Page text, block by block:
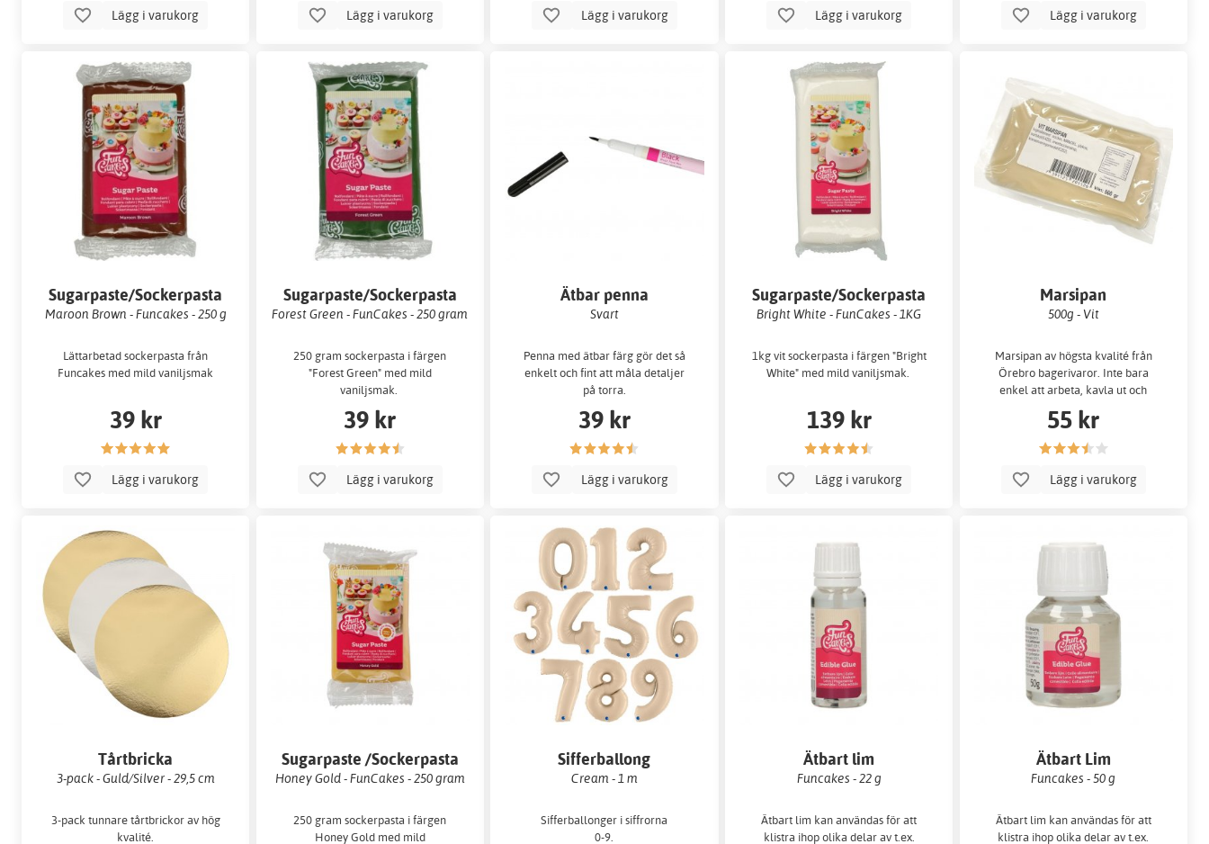
Lägg i varukorg Lägg i varukorg Lägg i varukorg Lägg i varukorg Lägg i varukorg
Sugarpaste/Sockerpasta
Maroon Brown - Funcakes - 250 g
Lättarbetad sockerpasta från
Funcakes med mild vaniljsmak
39 kr
Lägg i varukorg
Sugarpaste/Sockerpasta
Forest Green - FunCakes - 250 gram
250 gram sockerpasta i färgen
"Forest Green" med mild
vaniljsmak.
39 kr
Lägg i varukorg
Ätbar penna
Svart
Penna med ätbar färg gör det så
enkelt och fint att måla detaljer
på torra.
39 kr
Lägg i varukorg
Sugarpaste/Sockerpasta
Bright White - FunCakes - 1KG
1kg vit sockerpasta i färgen "Bright
White" med mild vaniljsmak.
139 kr
Lägg i varukorg
Marsipan
500g - Vit
Marsipan av högsta kvalité från
Örebro bagerivaror. Inte bara
enkel att arbeta, kavla ut och
forma…
55 kr
Lägg i varukorg
Tårtbricka
3-pack - Guld/Silver - 29,5 cm
3-pack tunnare tårtbrickor av hög
kvalité.
Sugarpaste /Sockerpasta
Honey Gold - FunCakes - 250 gram
250 gram sockerpasta i färgen
Honey Gold med mild
Sifferballong
Cream - 1 m
Sifferballonger i siffrorna
0-9.
Ätbart lim
Funcakes - 22 g
Ätbart lim kan användas för att
klistra ihop olika delar av t.ex.
Ätbart Lim
Funcakes - 50 g
Ätbart lim kan användas för att
klistra ihop olika delar av t.ex.